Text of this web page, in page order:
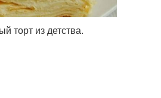
торт из детства.